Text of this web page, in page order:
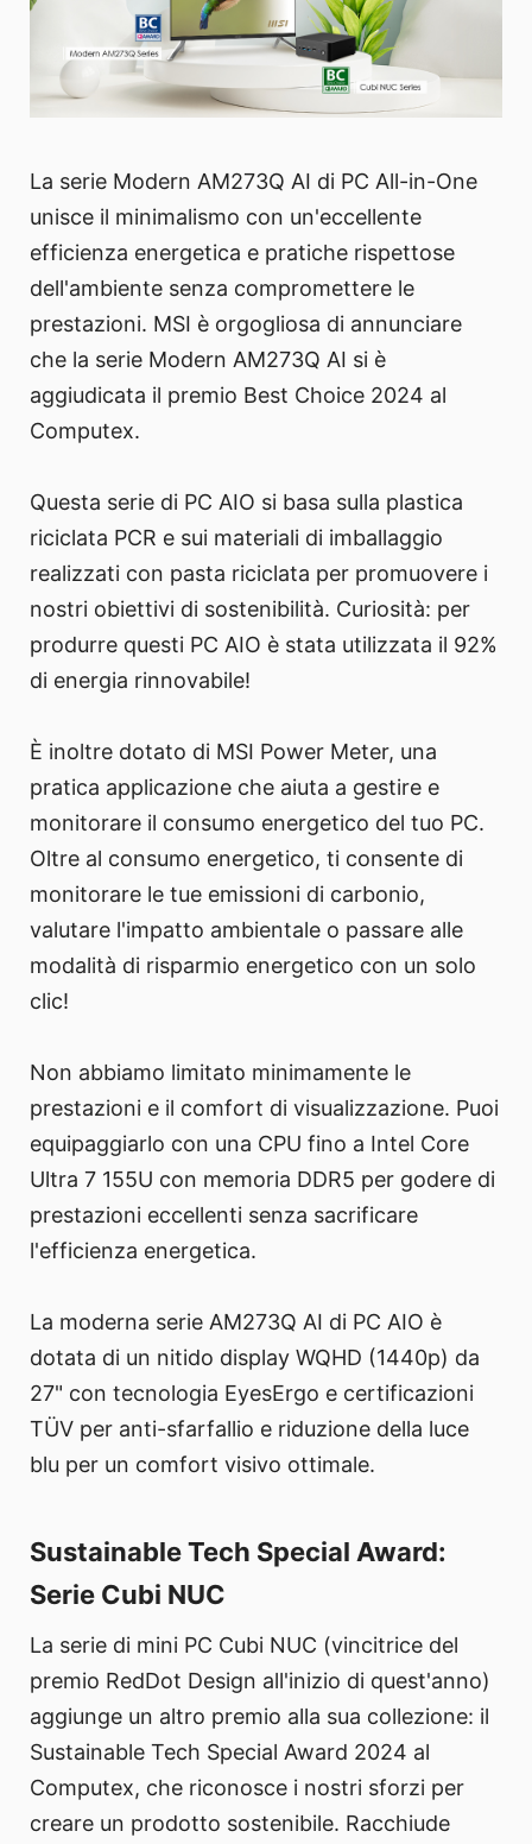
La serie Modern AM273Q AI di PC All-in-One
unisce il minimalismo con un'eccellente
efficienza energetica e pratiche rispettose
dell'ambiente senza compromettere le
prestazioni. MSI è orgogliosa di annunciare
che la serie Modern AM273Q AI si è
aggiudicata il premio Best Choice 2024 al
Computex.
Questa serie di PC AIO si basa sulla plastica
riciclata PCR e sui materiali di imballaggio
realizzati con pasta riciclata per promuovere i
nostri obiettivi di sostenibilità. Curiosità: per
produrre questi PC AIO è stata utilizzata il 92%
di energia rinnovabile!
È inoltre dotato di MSI Power Meter, una
pratica applicazione che aiuta a gestire e
monitorare il consumo energetico del tuo PC.
Oltre al consumo energetico, ti consente di
monitorare le tue emissioni di carbonio,
valutare l'impatto ambientale o passare alle
modalità di risparmio energetico con un solo
clic!
Non abbiamo limitato minimamente le
prestazioni e il comfort di visualizzazione. Puoi
equipaggiarlo con una CPU fino a Intel Core
Ultra 7 155U con memoria DDR5 per godere di
prestazioni eccellenti senza sacrificare
l'efficienza energetica.
La moderna serie AM273Q AI di PC AIO è
dotata di un nitido display WQHD (1440p) da
27" con tecnologia EyesErgo e certificazioni
TÜV per anti-sfarfallio e riduzione della luce
blu per un comfort visivo ottimale.
Sustainable Tech Special Award:
Serie Cubi NUC
La serie di mini PC Cubi NUC (vincitrice del
premio RedDot Design all'inizio di quest'anno)
aggiunge un altro premio alla sua collezione: il
Sustainable Tech Special Award 2024 al
Computex, che riconosce i nostri sforzi per
creare un prodotto sostenibile. Racchiude